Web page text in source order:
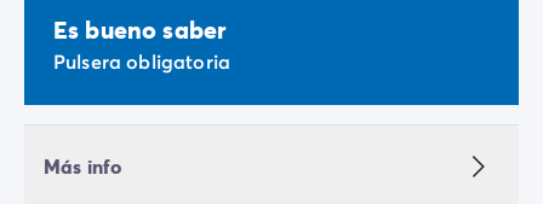
Es bueno saber
Pulsera obligatoria
Más info